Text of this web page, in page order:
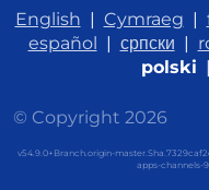
English | Cymraeg |
español | српски |
polski |
© Copyright 2026
v54.9.0+Branch.origin-
apps-channels-